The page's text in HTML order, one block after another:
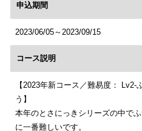
申込期間
2023/06/05～2023/09/15
コース説明
【2023年新コース／難易度： Lv2-
う】
本年のとさにっきシリーズの中でふ
に一番難しいです。